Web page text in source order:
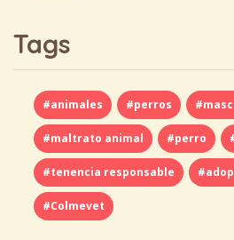
Tags
#animales #perros
#maltrato animal #perro
#tenencia responsable
#Colmevet